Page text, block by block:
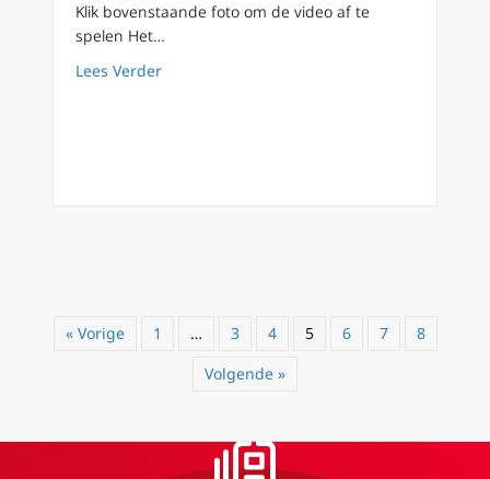
Klik bovenstaande foto om de video af te
spelen Het…
Lees Verderabout Eigenzinnige helden, mooie
« Vorige 1 … 3 4 5 6 7
8
Volgende »